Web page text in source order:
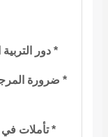
* دور
* ضرورة
* تأملات